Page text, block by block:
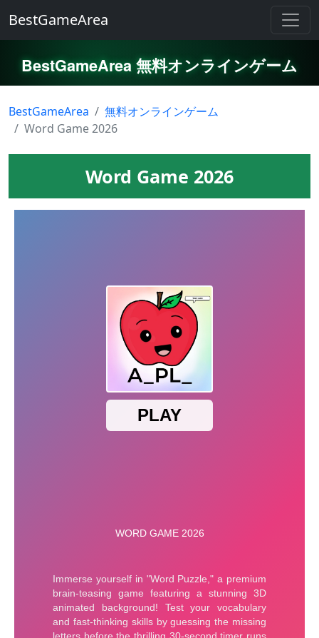
BestGameArea
BestGameArea 無料オンラインゲーム
BestGameArea
無料オンラインゲーム
Word Game 2026
Word Game 2026